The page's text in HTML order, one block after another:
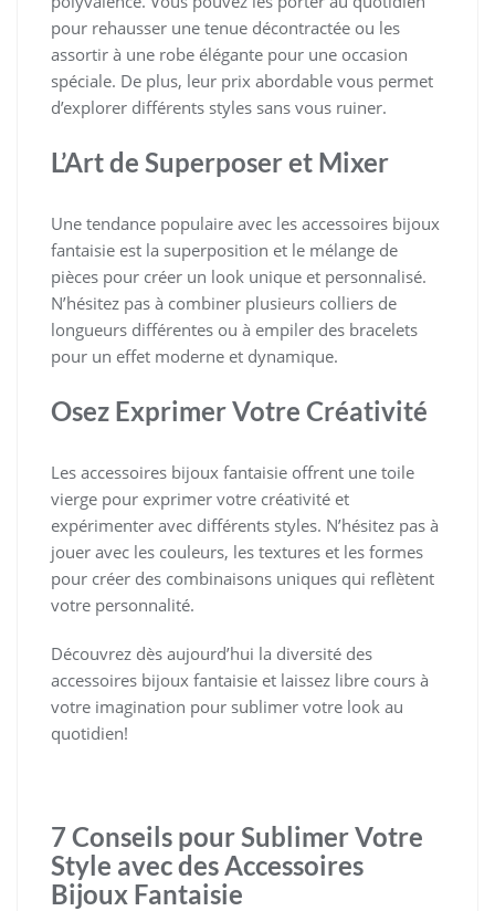
pour rehausser une tenue décontractée ou les
assortir à une robe élégante pour une occasion
spéciale. De plus, leur prix abordable vous permet
d’explorer différents styles sans vous ruiner.
L’Art de Superposer et Mixer
Une tendance populaire avec les accessoires bijoux
fantaisie est la superposition et le mélange de
pièces pour créer un look unique et personnalisé.
N’hésitez pas à combiner plusieurs colliers de
longueurs différentes ou à empiler des bracelets
pour un effet moderne et dynamique.
Osez Exprimer Votre Créativité
Les accessoires bijoux fantaisie offrent une toile
vierge pour exprimer votre créativité et
expérimenter avec différents styles. N’hésitez pas à
jouer avec les couleurs, les textures et les formes
pour créer des combinaisons uniques qui reflètent
votre personnalité.
Découvrez dès aujourd’hui la diversité des
accessoires bijoux fantaisie et laissez libre cours à
votre imagination pour sublimer votre look au
quotidien!
7 Conseils pour Sublimer Votre
Style avec des Accessoires
Bijoux Fantaisie